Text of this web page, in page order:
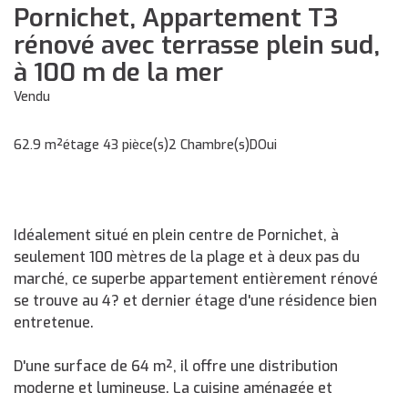
Pornichet, Appartement T3
rénové avec terrasse plein sud,
à 100 m de la mer
Vendu
62.9 m²étage 43 pièce(s)2 Chambre(s)DOui
Idéalement situé en plein centre de Pornichet, à
seulement 100 mètres de la plage et à deux pas du
marché, ce superbe appartement entièrement rénové
se trouve au 4? et dernier étage d'une résidence bien
entretenue.
D'une surface de 64 m², il offre une distribution
moderne et lumineuse. La cuisine aménagée et